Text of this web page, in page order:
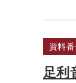
資料
足利